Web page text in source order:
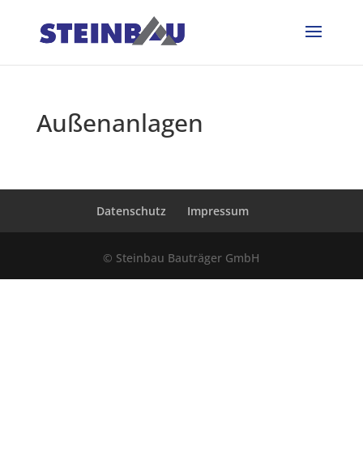
Außenanlagen
Datenschutz Impressum
© Steinbau Bauträger GmbH